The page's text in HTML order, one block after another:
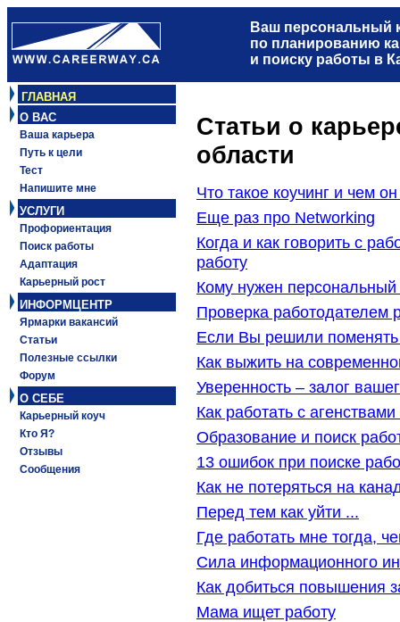
Ваш персональный
по планированию
и поиску работы в
ГЛАВНАЯ
O ВAC
Ваша карьера
Путь к цели
Тест
Напишите мне
УСЛУГИ
Профориентация
Поиск работы
Адаптация
Карьерный рост
ИНФОРМЦЕНТР
Ярмарки вакансий
Статьи
Полезные ссылки
Форум
О СЕБЕ
Карьерный коуч
Кто Я?
Отзывы
Сообщения
Статьи о
области
Что такое коучинг и чем
Еще раз про Networking
Когда и как говорить с
работу
Кому нужен персональный
Проверка работодателем
Если Вы решили поменять
Как выжить на
Уверенность – залог
Как работать с
Образование и поиск
13 ошибок при поиске
Как не потеряться на
Перед тем как уйти ...
Где работать мне тогда,
Cила информационного
Как добиться повышения
Мама ищет работу